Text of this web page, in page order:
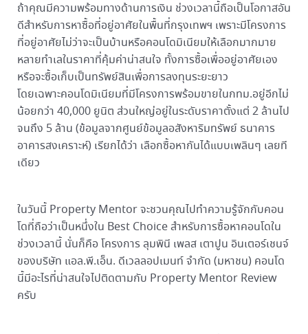
ถ้าคุณมีความพร้อมทางด้านการเงิน ช่วงเวลานี้ถือเป็นโอกาสอัน
ดีสำหรับการหาซื้อที่อยู่อาศัยในพื้นที่กรุงเทพฯ เพราะมีโครงการ
ที่อยู่อาศัยไม่ว่าจะเป็นบ้านหรือคอนโดมิเนียมให้เลือกมากมาย
หลายทำเลในราคาที่คุ้มค่าน่าสนใจ ทั้งการซื้อเพื่ออยู่อาศัยเอง
หรือจะซื้อเก็บเป็นทรัพย์สินเพื่อการลงทุนระยะยาว
โดยเฉพาะคอนโดมิเนียมที่มีโครงการพร้อมขายในกทม.อยู่อีกไม่
น้อยกว่า 40,000 ยูนิต ส่วนใหญ่อยู่ในระดับราคาตั้งแต่ 2 ล้านไป
จนถึง 5 ล้าน (ข้อมูลจากศูนย์ข้อมูลอสังหาริมทรัพย์ ธนาคาร
อาคารสงเคราะห์) เรียกได้ว่า เลือกซื้อหากันได้แบบเพลินๆ เลยที
เดียว
ในวันนี้ Property Mentor จะชวนคุณไปทำความรู้จักกับคอน
โดที่ถือว่าเป็นหนึ่งใน Best Choice สำหรับการซื้อหาคอนโดใน
ช่วงเวลานี้ นั่นก็คือ โครงการ ลุมพินี เพลส เตาปูน อินเตอร์เชนจ์
ของบริษัท แอล.พี.เอ็น. ดีเวลลอปเมนท์ จำกัด (มหาชน) คอนโด
นี้มีอะไรที่น่าสนใจไปติดตามกับ Property Mentor Review
ครับ